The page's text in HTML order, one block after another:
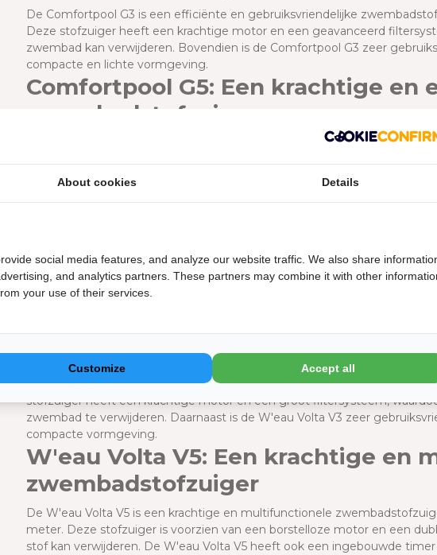
De Comfortpool G3 is een efficiënte en gebruiksvriendelijke
Deze stofzuiger heeft een krachtige motor en een geavanceerd
zwembad kan verwijderen. Bovendien is de Comfortpool G3 zeer
compacte en lichte vormgeving.
Comfortpool G5: Een krachtige en
zwembadstofzuiger
De Comfortpool G5 is een krachtige en effectieve zwembadstofzuiger
stofzuiger heeft een dubbele motor en een groot filtersysteem,
bacteriën uit je zwembad te verwijderen.
Comfortpool G7: Een
De Comfortpool G7 is een geavanceerde en multifunctionele
Deze stofzuiger heeft een geavanceerd navigatiesysteem en een
je zwembad grondig te reinigen. Bovendien is de Comfortpool G7
W'eau Volta V3: Een compacte en
zwembadstofzuiger
De W'eau Volta V3 is een compacte en handige zwembadstofzuiger
stofzuiger heeft een krachtige motor en een groot filtersysteem,
zwembad te verwijderen. Daarnaast is de W'eau Volta V3 zeer
compacte vormgeving.
W'eau Volta V5: Een krachtige en
zwembadstofzuiger
De W'eau Volta V5 is een krachtige en multifunctionele
meter. Deze stofzuiger is voorzien van een borstelloze motor en een
stof kan verwijderen. De W'eau Volta V5 heeft ook een ingebouwde
About cookies Details
social media features, and analyze our website traffic. We also share
and analytics partners. These partners may combine it with other
your use of their services.
Customize Accept all